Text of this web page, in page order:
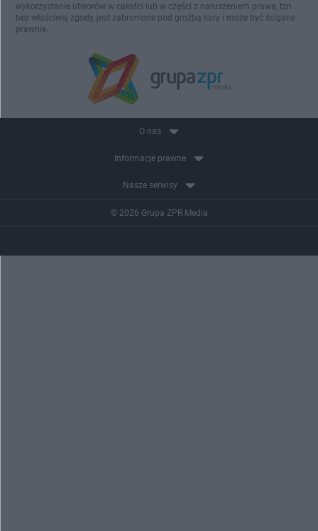
wykorzystanie utworów w całości lub w części z naruszeniem prawa, tzn.
bez właściwej zgody, jest zabronione pod groźbą kary i może być ścigane
prawnie.
O nas
Informacje prawne
Nasze serwisy
© 2026 Grupa ZPR Media